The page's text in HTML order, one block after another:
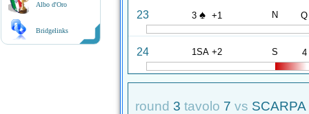
Albo d'Oro
Bridgelinks
23 3 ♠ +1 N Q
24 1SA +2 S 4
round 3 tavolo 7 vs